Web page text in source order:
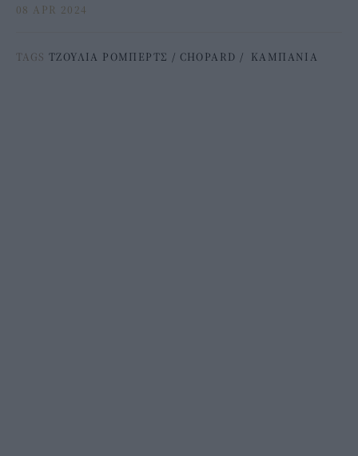
08 APR 2024
TAGS ΤΖΟΥΛΙΑ ΡΟΜΠΕΡΤΣ / CHOPARD / ΚΑΜΠΑΝΙΑ